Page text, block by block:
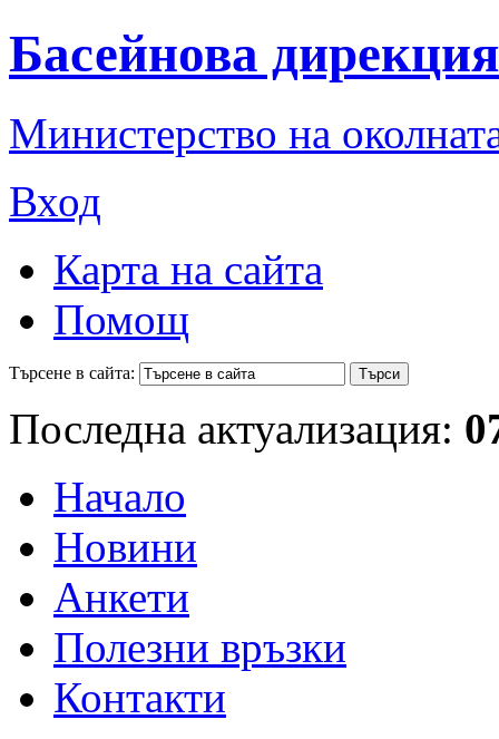
Басейнова
Министерство на
Вход
Карта на сайта
Помощ
Търсене в сайта:
Последна актуализация:
Начало
Новини
Анкети
Полезни връзки
Контакти